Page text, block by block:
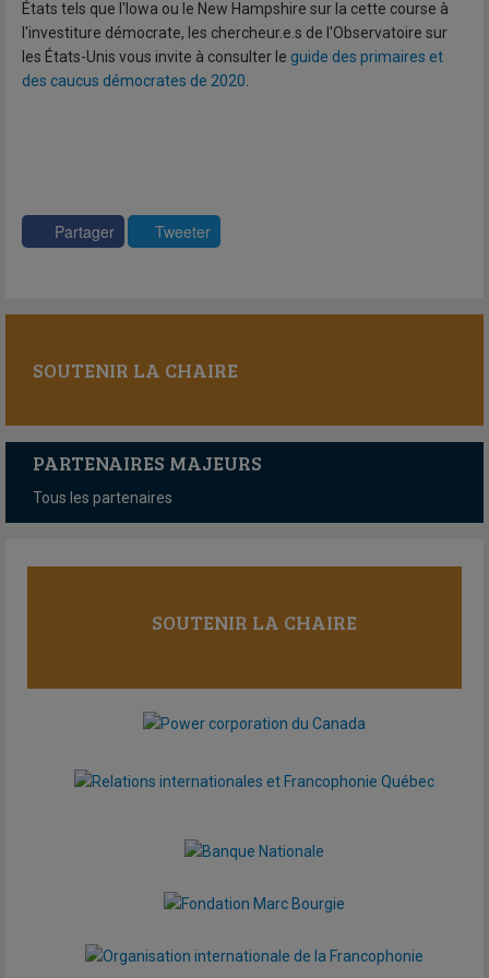
États tels que l'Iowa ou le New Hampshire sur la cette course à
l'investiture démocrate, les chercheur.e.s de l'Observatoire sur
les États-Unis vous invite à consulter le guide des primaires et
des caucus démocrates de 2020
Partager Tweeter
SOUTENIR LA CHAIRE
PARTENAIRES MAJEURS
Tous les partenaires
SOUTENIR LA CHAIRE